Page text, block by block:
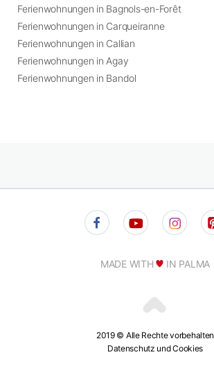
Ferienwohnungen in Bagnols-en-Forêt
Ferienwohnungen in Carqueiranne
Ferienwohnungen in Callian
Ferienwohnungen in Agay
Ferienwohnungen in Bandol
2019 © Alle Rechte vorbehalten
Datenschutz und Cookies
MADE WITH IN PALMA